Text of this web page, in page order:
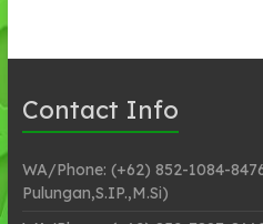
Contact Info
WA/Phone: (+62) 852-1084-
Pulungan,S.IP.,M.Si)